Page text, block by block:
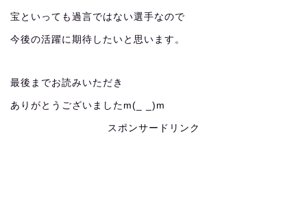
宝といっても過言ではない選手なので
今後の活躍に期待したいと思います。
最後までお読みいただき
ありがとうございましたm(_ _)m
スポンサードリンク